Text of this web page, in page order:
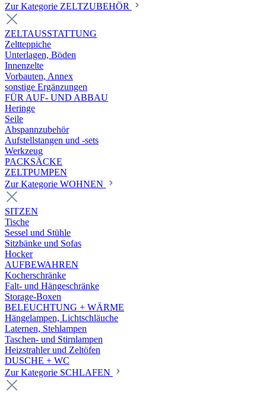
Zur Kategorie ZELTZUBEHÖR
ZELTAUSSTATTUNG
Zeltteppiche
Unterlagen, Böden
Innenzelte
Vorbauten, Annex
sonstige Ergänzungen
FÜR AUF- UND ABBAU
Heringe
Seile
Abspannzubehör
Aufstellstangen und -sets
Werkzeug
PACKSÄCKE
ZELTPUMPEN
Zur Kategorie WOHNEN
SITZEN
Tische
Sessel und Stühle
Sitzbänke und Sofas
Hocker
AUFBEWAHREN
Kocherschränke
Falt- und Hängeschränke
Storage-Boxen
BELEUCHTUNG + WÄRME
Hängelampen, Lichtschläuche
Laternen, Stehlampen
Taschen- und Stirnlampen
Heizstrahler und Zeltöfen
DUSCHE + WC
Zur Kategorie SCHLAFEN